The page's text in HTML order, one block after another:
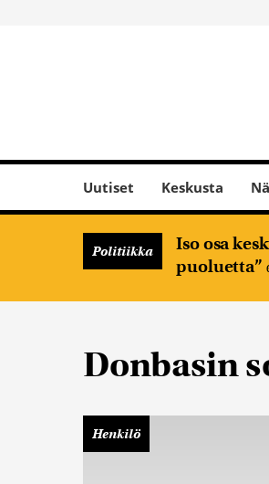
Uutiset Keskusta
Politiikka
Iso osa
puoluetta”
Donbasin
Henkilö